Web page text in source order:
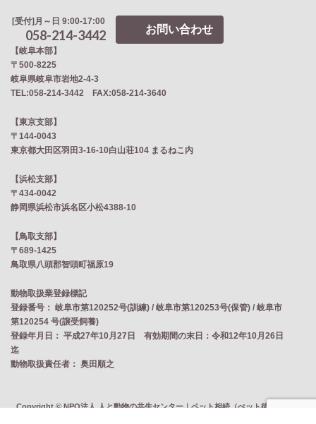
[受付]月～日 9:00-17:00
058-214-3442 お問い合わせ
【岐阜本部】
〒500-8225
岐阜県岐阜市岩地2‐4‐3
TEL:058-214-3442 FAX:058-214-3640
【東京支部】
〒144-0043
東京都大田区羽田3-16-10白山荘104 まるねこ内
【浜松支部】
〒434-0042
静岡県浜松市浜名区小松4388-10
【鳥取支部】
〒689-1425
鳥取県八頭郡智頭町福原19
動物取扱業登録標記
登録番号： 岐阜市第120252号(訓練) / 岐阜市第120253号(保管) / 岐阜市
第120254 号(譲受飼養)
登録年月日： 平成27年10月27日 有効期間の末日：令和12年10月26日
迄
動物取扱責任者： 奥田順之
Copyright © NPO法人 人と動物の共生センター｜ペット相続（ぺット後見）・ペ